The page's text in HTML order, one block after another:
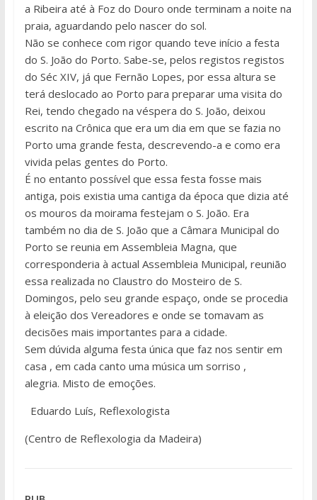
a Ribeira até à Foz do Douro onde terminam a noite na
praia, aguardando pelo nascer do sol.
Não se conhece com rigor quando teve início a festa
do S. João do Porto. Sabe-se, pelos registos registos
do Séc XIV, já que Fernão Lopes, por essa altura se
terá deslocado ao Porto para preparar uma visita do
Rei, tendo chegado na véspera do S. João, deixou
escrito na Crônica que era um dia em que se fazia no
Porto uma grande festa, descrevendo-a e como era
vivida pelas gentes do Porto.
É no entanto possível que essa festa fosse mais
antiga, pois existia uma cantiga da época que dizia até
os mouros da moirama festejam o S. João. Era
também no dia de S. João que a Câmara Municipal do
Porto se reunia em Assembleia Magna, que
corresponderia à actual Assembleia Municipal, reunião
essa realizada no Claustro do Mosteiro de S.
Domingos, pelo seu grande espaço, onde se procedia
à eleição dos Vereadores e onde se tomavam as
decisões mais importantes para a cidade.
Sem dúvida alguma festa única que faz nos sentir em
casa , em cada canto uma música um sorriso ,
alegria. Misto de emoções.
Eduardo Luís, Reflexologista
(Centro de Reflexologia da Madeira)